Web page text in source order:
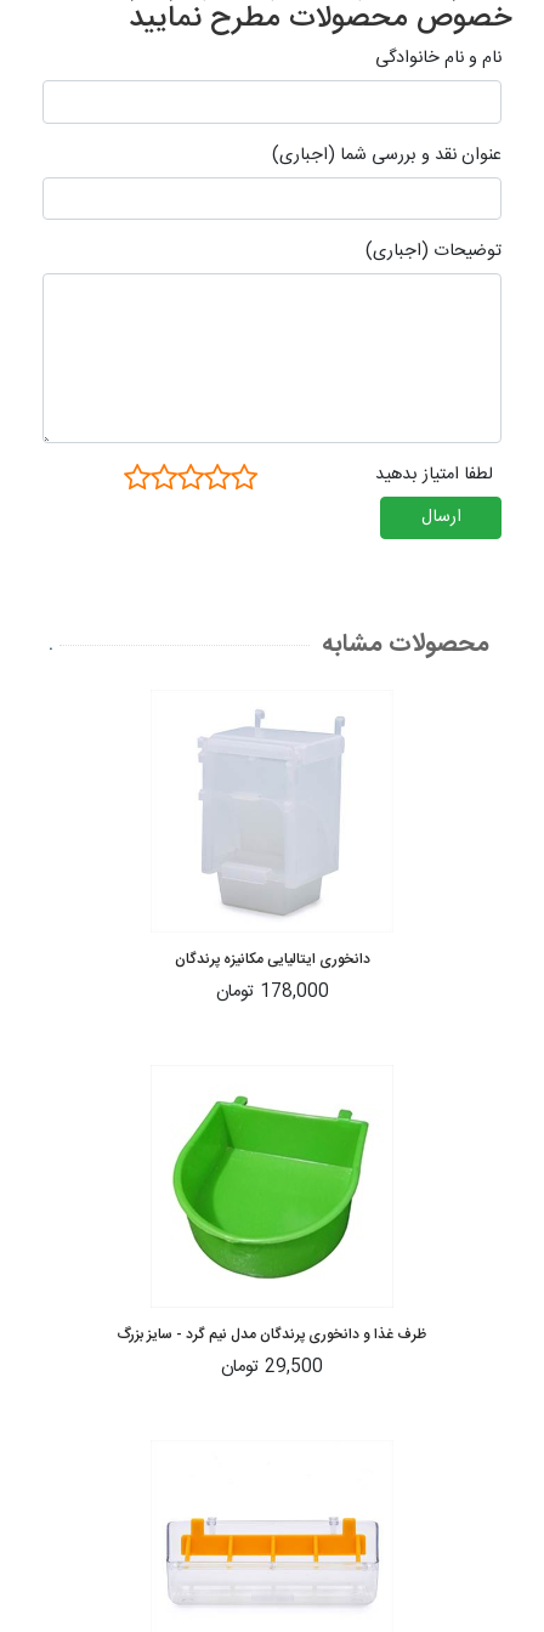
خصوص محصولات مطرح نمایید
نام و نام خانوادگی
عنوان نقد و بررسی شما (اجباری)
توضیحات (اجباری)
لطفا امتیاز بدهید
ارسال
محصولات مشابه .
دانخوری ایتالیایی مکانیزه پرندگان
178,000 تومان
ظرف غذا و دانخوری پرندگان مدل نیم گرد - سایز بزرگ
29,500 تومان